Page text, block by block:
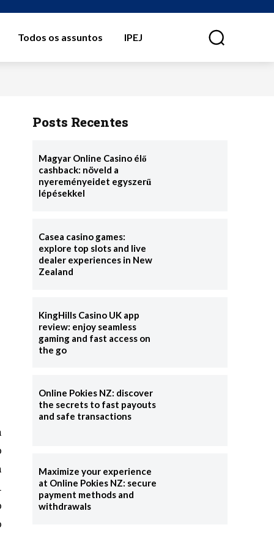
Todos os assuntos IPEJ
Posts Recentes
Magyar Online Casino élő
cashback: növeld a
nyereményeidet egyszerű
lépésekkel
Casea casino games:
explore top slots and live
dealer experiences in New
Zealand
KingHills Casino UK app
review: enjoy seamless
gaming and fast access on
the go
Online Pokies NZ: discover
the secrets to fast payouts
and safe transactions
Maximize your experience
at Online Pokies NZ: secure
payment methods and
withdrawals